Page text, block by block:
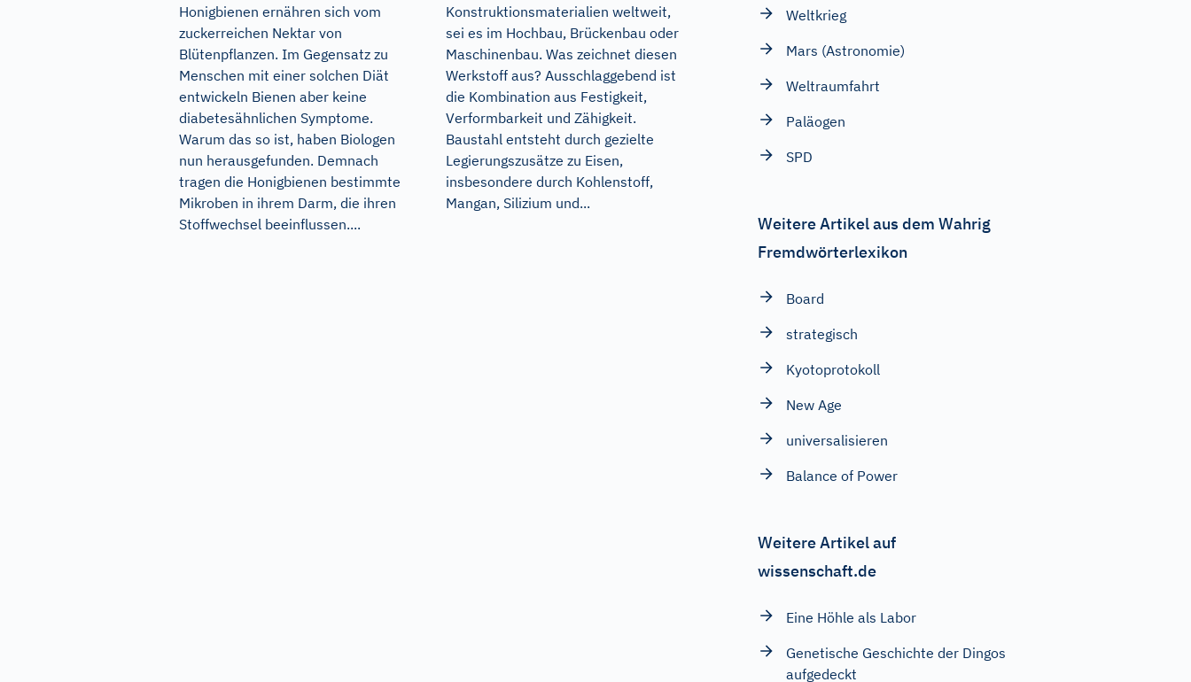
Honigbienen ernähren sich vom
zuckerreichen Nektar von
Blütenpflanzen. Im Gegensatz zu
Menschen mit einer solchen Diät
entwickeln Bienen aber keine
diabetesähnlichen Symptome.
Warum das so ist, haben Biologen
nun herausgefunden. Demnach
tragen die Honigbienen bestimmte
Mikroben in ihrem Darm, die ihren
Stoffwechsel beeinflussen....
Konstruktionsmaterialien weltweit,
sei es im Hochbau, Brückenbau oder
Maschinenbau. Was zeichnet diesen
Werkstoff aus? Ausschlaggebend ist
die Kombination aus Festigkeit,
Verformbarkeit und Zähigkeit.
Baustahl entsteht durch gezielte
Legierungszusätze zu Eisen,
insbesondere durch Kohlenstoff,
Mangan, Silizium und...
Weltkrieg
Mars (Astronomie)
Weltraumfahrt
Paläogen
SPD
Weitere Artikel aus dem Wahrig
Fremdwörterlexikon
Board
strategisch
Kyotoprotokoll
New Age
universalisieren
Balance of Power
Weitere Artikel auf
wissenschaft.de
Eine Höhle als Labor
Genetische Geschichte der Dingos
aufgedeckt